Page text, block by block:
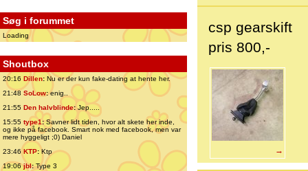
Søg i forummet
Loading
Shoutbox
20:16 Dillen: Nu er der kun fake-dating at hente her.
21:48 SoLow:enig..
21:55 Den halvblinde:Jep.....
15:55 type1:Savner lidt tiden, hvor alt skete her inde,
og ikke på facebook. Smart nok med facebook, men var
mere hyggeligt ;0) Daniel
23:46 KTP:Ktp
19:06jbl:Type 3
csp gearskift
pris 800,-
→